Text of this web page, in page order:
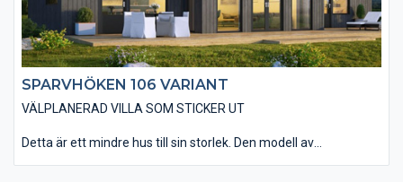
SPARVHÖKEN 106 VARIANT
VÄLPLANERAD VILLA SOM STICKER UT
Detta är ett mindre hus till sin storlek. Den modell av